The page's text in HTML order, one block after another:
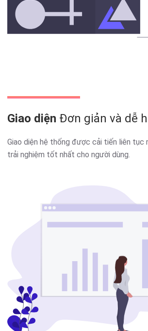
Giao diện Đơn giản và dễ
Giao diện hệ thống được cải tiến liên tục
trải nghiệm tốt nhất cho người dùng.